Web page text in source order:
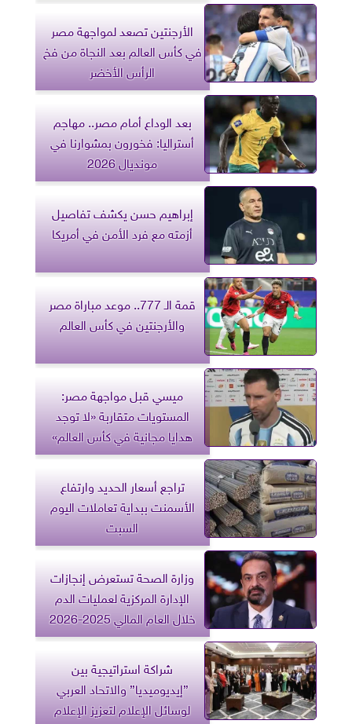
الأرجنتين تصعد لمواجهة مصر
في كأس العالم بعد النجاة من فخ
الرأس الأخضر
بعد الوداع أمام مصر.. مهاجم
أستراليا: فخورون بمشوارنا في
مونديال 2026
إبراهيم حسن يكشف تفاصيل
أزمته مع فرد الأمن في أمريكا
قمة الـ 777.. موعد مباراة مصر
والأرجنتين في كأس العالم
ميسي قبل مواجهة مصر:
المستويات متقاربة «لا توجد
هدايا مجانية في كأس العالم»
تراجع أسعار الحديد وارتفاع
الأسمنت ببداية تعاملات اليوم
السبت
وزارة الصحة تستعرض إنجازات
الإدارة المركزية لعمليات الدم
خلال العام المالي 2025-2026
شراكة استراتيجية بين
”إيديوميديا” والاتحاد العربي
لوسائل الإعلام لتعزيز الإعلام